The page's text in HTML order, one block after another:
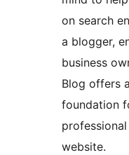
on search
a blogger,
business
Blog offers
foundation
website.